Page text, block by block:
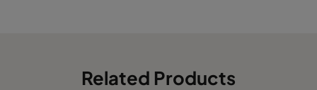
Related Products